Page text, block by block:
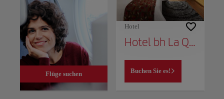
Flüge suchen
Hotel
Hotel bh La Quinta
Buchen Sie es!